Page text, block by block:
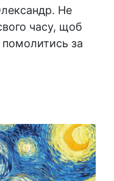
Не
часу, щоб
помолитись за